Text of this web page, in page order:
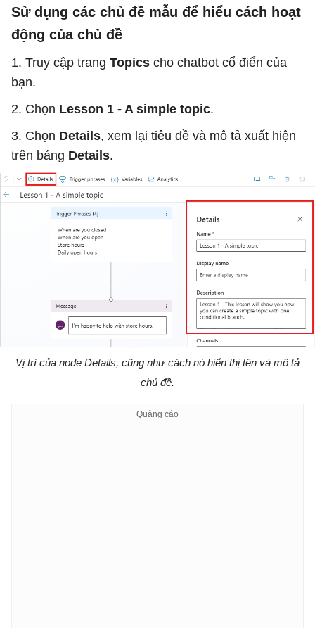
Sử dụng các chủ đề mẫu để hiểu cách hoạt
động của chủ đề
1. Truy cập trang Topics cho chatbot cổ điển của
bạn.
2. Chọn Lesson 1 - A simple topic.
3. Chọn Details, xem lại tiêu đề và mô tả xuất hiện
trên bảng Details.
Vị trí của node Details, cũng như cách nó hiển thị tên và mô tả
chủ đề.